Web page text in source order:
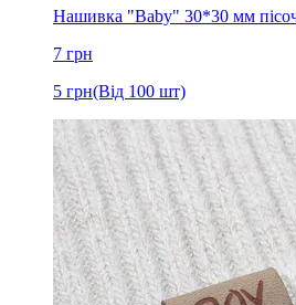
Нашивка "Baby" 30*30 мм
7 грн
5 грн(Від 100 шт)